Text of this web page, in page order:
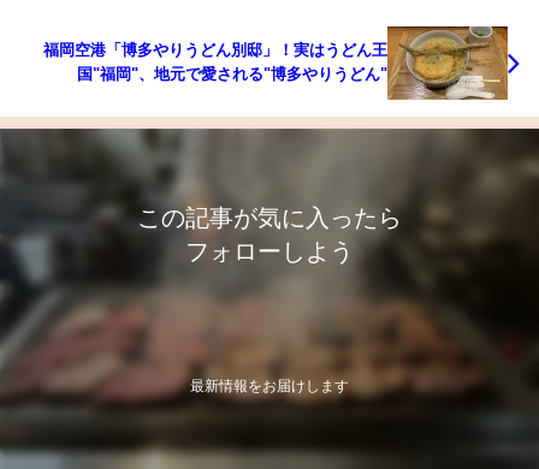
福岡空港「博多やりうどん別邸」！実はうどん王
国"福岡"、地元で愛される"博多やりうどん"
この記事が気に入ったら
フォローしよう
最新情報をお届けします